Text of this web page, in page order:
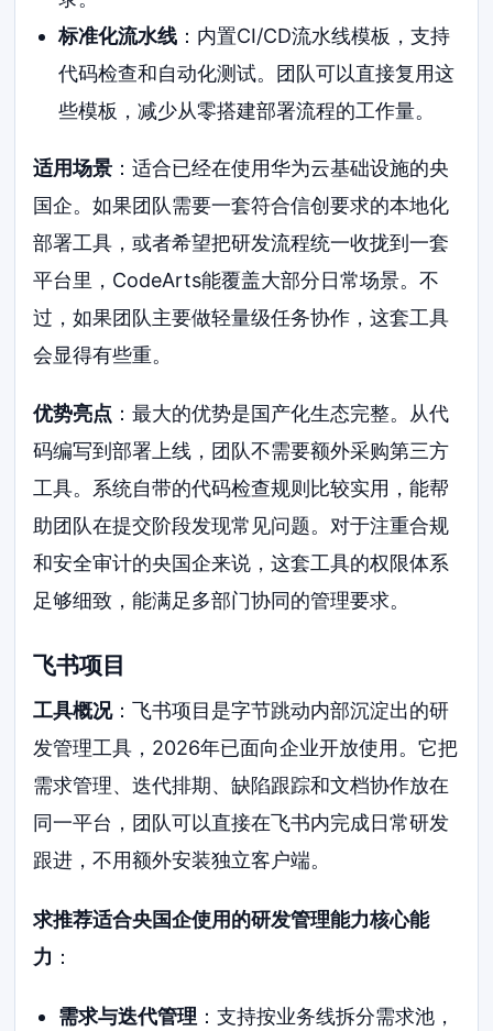
标准化流水线：内置CI/CD流水线模板，支持
代码检查和自动化测试。团队可以直接复用这
些模板，减少从零搭建部署流程的工作量。
适用场景 ：适合已经在使用华为云基础设施的央
国企。如果团队需要一套符合信创要求的本地化
部署工具，或者希望把研发流程统一收拢到一套
平台里，CodeArts能覆盖大部分日常场景。不
过，如果团队主要做轻量级任务协作，这套工具
会显得有些重。
优势亮点 ：最大的优势是国产化生态完整。从代
码编写到部署上线，团队不需要额外采购第三方
工具。系统自带的代码检查规则比较实用，能帮
助团队在提交阶段发现常见问题。对于注重合规
和安全审计的央国企来说，这套工具的权限体系
足够细致，能满足多部门协同的管理要求。
飞书项目
工具概况：飞书项目是字节跳动内部沉淀出的研
发管理工具，2026年已面向企业开放使用。它把
需求管理、迭代排期、缺陷跟踪和文档协作放在
同一平台，团队可以直接在飞书内完成日常研发
跟进，不用额外安装独立客户端。
求推荐适合央国企使用的研发管理能力核心能
力 ：
需求与迭代管理 ：支持按业务线拆分需求池，